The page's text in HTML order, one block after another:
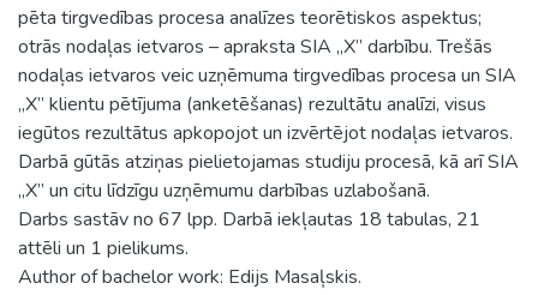
pēta tirgvedības procesa analīzes teorētiskos aspektus;
otrās nodaļas ietvaros – apraksta SIA „X” darbību. Trešās
nodaļas ietvaros veic uzņēmuma tirgvedības procesa un SIA
„X” klientu pētījuma (anketēšanas) rezultātu analīzi, visus
iegūtos rezultātus apkopojot un izvērtējot nodaļas ietvaros.
Darbā gūtās atziņas pielietojamas studiju procesā, kā arī SIA
„X” un citu līdzīgu uzņēmumu darbības uzlabošanā.
Darbs sastāv no 67 lpp. Darbā iekļautas 18 tabulas, 21
attēli un 1 pielikums.
Author of bachelor work: Edijs Masaļskis.